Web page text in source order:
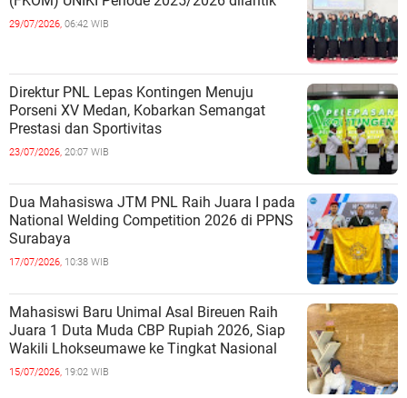
29/07/2026, 06:42 WIB
Direktur PNL Lepas Kontingen Menuju
Porseni XV Medan, Kobarkan Semangat
Prestasi dan Sportivitas
23/07/2026, 20:07 WIB
Dua Mahasiswa JTM PNL Raih Juara I pada
National Welding Competition 2026 di PPNS
Surabaya
17/07/2026, 10:38 WIB
Mahasiswi Baru Unimal Asal Bireuen Raih
Juara 1 Duta Muda CBP Rupiah 2026, Siap
Wakili Lhokseumawe ke Tingkat Nasional
15/07/2026, 19:02 WIB